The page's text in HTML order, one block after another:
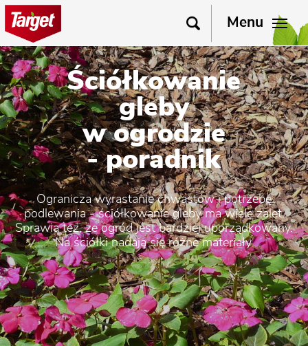
Menu
Ściółkowanie
gleby
w ogrodzie
- poradnik
Ogranicza wyrastanie chwastów i potrzebę
podlewania - ściółkowanie gleby ma wiele zalet.
Sprawia też, że ogród jest bardziej uporządkowany.
Na ściółki nadają się różne materiały.